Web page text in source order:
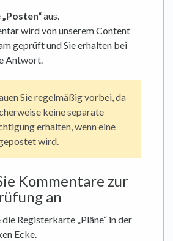
„Posten“aus.
wird von unserem Content
geprüft und Sie erhalten bei
Antwort.
Sie regelmäßig vorbei, da
keine separate
erhalten, wenn eine
wird.
Kommentare zur
an
die Registerkarte „Pläne“ in der
Ecke.